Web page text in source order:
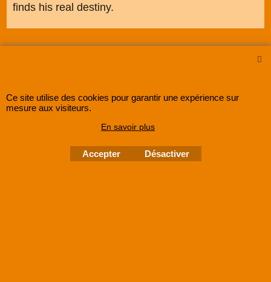
finds his real destiny.
Sociétés sous le numéro48285533500030 RCS Lille
2005-202x SUPER8FRANCE- Tous droits réservés.
Ce site utilise des cookies pour garantir une expérience sur
mesure aux visiteurs.
En savoir plus
Accepter Désactiver